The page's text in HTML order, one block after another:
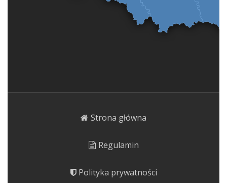
Strona główna
Regulamin
Polityka prywatności